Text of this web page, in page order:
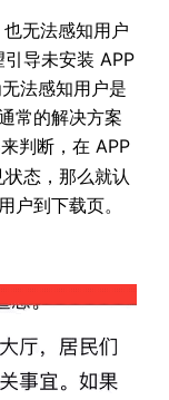
无法感知用户
导未安装 APP
法感知用户是
常的解决方案
判断，在 APP
态，那么就认
户到下载页。